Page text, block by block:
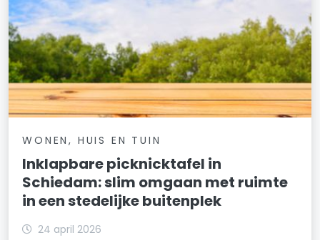
WONEN, HUIS EN TUIN
Inklapbare picknicktafel in
Schiedam: slim omgaan met ruimte
in een stedelijke buitenplek
24 april 2026